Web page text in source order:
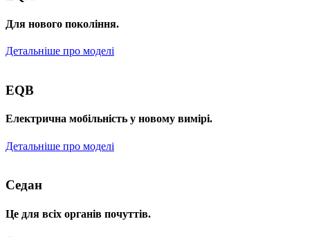
Для нового покоління.
Детальніше про моделі
EQB
Електрична мобільність у новому вимірі.
Детальніше про моделі
Седан
Це для всіх органів почуттів.